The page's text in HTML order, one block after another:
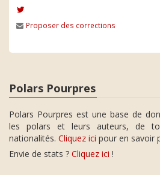
Proposer des corrections
Polars Pourpres
Polars Pourpres est une base de
les polars et leurs auteurs, de
nationalités. Cliquez ici pour en savoir
Envie de stats ? Cliquez ici !